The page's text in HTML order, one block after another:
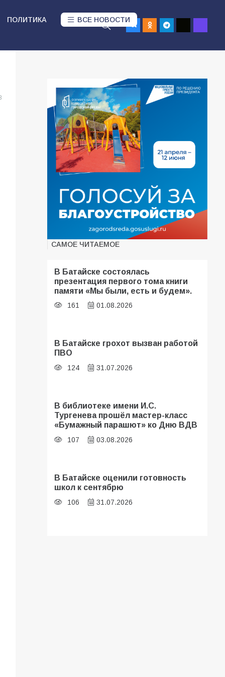
ПОЛИТИКА ВСЕ НОВОСТИ
САМОЕ ЧИТАЕМОЕ
В Батайске состоялась
презентация первого тома книги
памяти «Мы были, есть и будем».
161 01.08.2026
В Батайске грохот вызван работой
ПВО
124 31.07.2026
В библиотеке имени И.С.
Тургенева прошёл мастер-класс
«Бумажный парашют» ко Дню ВДВ
107 03.08.2026
В Батайске оценили готовность
школ к сентябрю
106 31.07.2026